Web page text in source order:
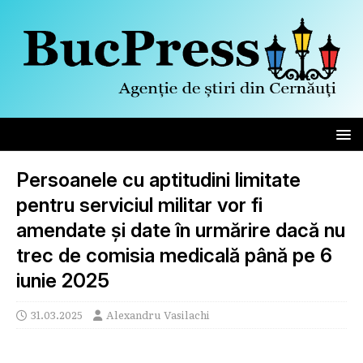
Persoanele cu aptitudini limitate
pentru serviciul militar vor fi
amendate și date în urmărire dacă nu
trec de comisia medicală până pe 6
iunie 2025
31.03.2025 Alexandru Vasilachi